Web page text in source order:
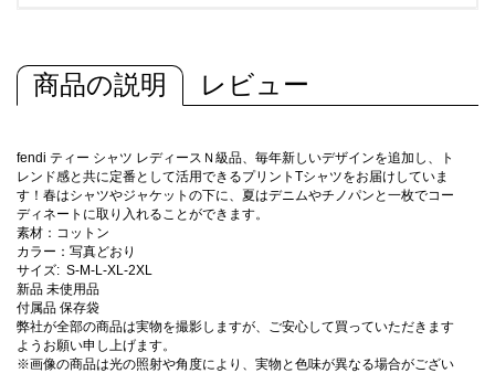
商品の説明 レビュー
fendi ティー シャツ レディースＮ級品、毎年新しいデザインを追加し、ト
レンド感と共に定番として活用できるプリントTシャツをお届けしていま
す！春はシャツやジャケットの下に、夏はデニムやチノパンと一枚でコー
ディネートに取り入れることができます。
素材：コットン
カラー：写真どおり
サイズ: S-M-L-XL-2XL
新品 未使用品
付属品 保存袋
弊社が全部の商品は実物を撮影しますが、ご安心して買っていただきます
ようお願い申し上げます。
※画像の商品は光の照射や角度により、実物と色味が異なる場合がござい